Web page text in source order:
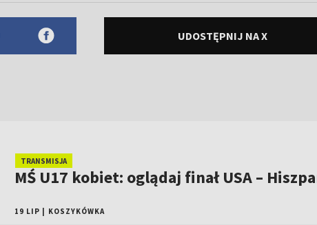
UDOSTĘPNIJ NA X
TRANSMISJA
MŚ U17 kobiet: oglądaj finał USA –
19 LIP KOSZYKÓWKA